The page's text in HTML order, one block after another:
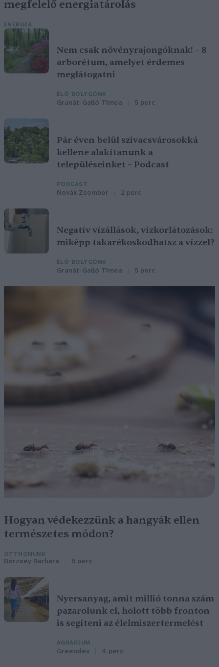
megfelelő energiatárolás
ENERGIA
Nem csak növényrajongóknak! – 8
arborétum, amelyet érdemes
meglátogatni
ÉLŐ BOLYGÓNK
Granát-Galló Tímea 5 perc
Pár éven belül szivacsvárosokká
kellene alakítanunk a
településeinket – Podcast
PODCAST
Novák Zsombor 2 perc
Negatív vízállások, vízkorlátozások:
miképp takarékoskodhatsz a vízzel?
ÉLŐ BOLYGÓNK
Granát-Galló Tímea 5 perc
Hogyan védekezzünk a hangyák ellen
természetes módon?
OTTHONUNK
Börzsey Barbara 5 perc
Nyersanyag, amit millió tonna szám
pazarolunk el, holott több fronton
is segíteni az élelmiszertermelést
AGRÁRIUM
Greendex 4 perc